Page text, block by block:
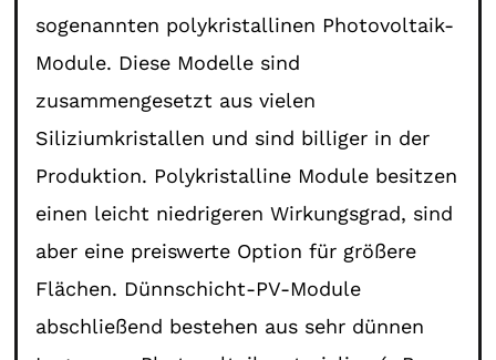
sogenannten polykristallinen Photovoltaik-
Module. Diese Modelle sind
zusammengesetzt aus vielen
Siliziumkristallen und sind billiger in der
Produktion. Polykristalline Module besitzen
einen leicht niedrigeren Wirkungsgrad, sind
aber eine preiswerte Option für größere
Flächen. Dünnschicht-PV-Module
abschließend bestehen aus sehr dünnen